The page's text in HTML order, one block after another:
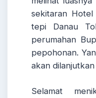
sekitaran
tepi Danau
perumahan
pepohonan.
akan
Selamat